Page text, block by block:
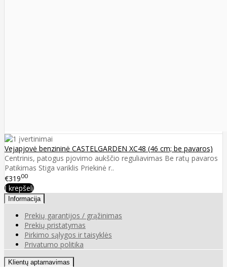
Vejapjovė benzininė CASTELGARDEN XC48 (46 cm; be pavaros)
Centrinis, patogus pjovimo aukščio reguliavimas Be ratų pavaros
Patikimas Stiga variklis Priekinė r..
€31900
Į krepšelį
Informacija
Prekių garantijos / grąžinimas
Prekių pristatymas
Pirkimo sąlygos ir taisyklės
Privatumo politika
Klientų aptarnavimas